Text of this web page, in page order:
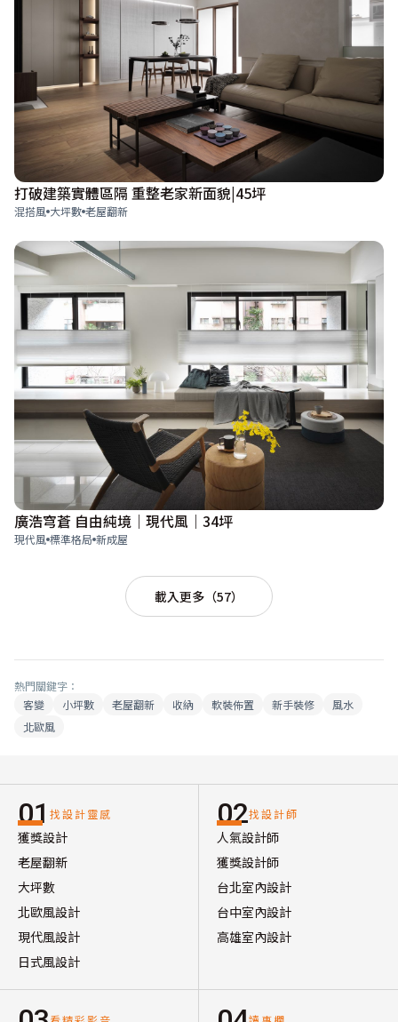
打破建築實體區隔 重整老家新面貌|45坪
混搭風 大坪數 老屋翻新
廣浩穹蒼 自由純境｜現代風｜34坪
現代風 標準格局 新成屋
載入更多（57）
熱門關鍵字：
客變
小坪數 老屋翻新 收納 軟裝佈置 新手裝修
風水
北歐風
01 找設計靈感
獲獎設計
老屋翻新
大坪數
北歐風設計
現代風設計
日式風設計
02找設計師
人氣設計師
獲獎設計師
台北室內設計
台中室內設計
高雄室內設計